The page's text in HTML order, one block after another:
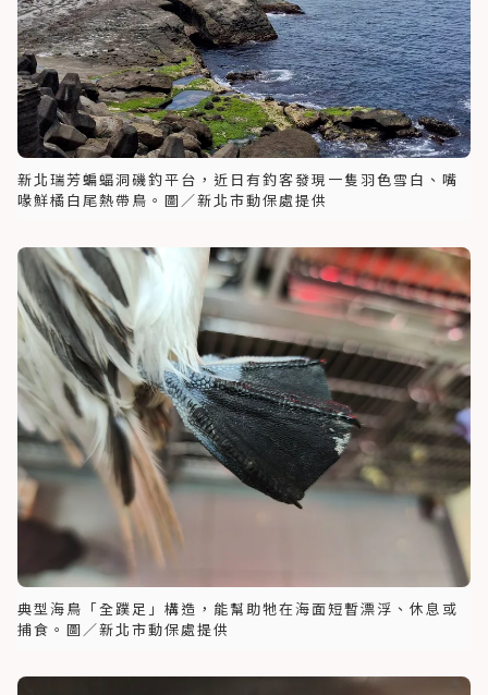
新北瑞芳蝙蝠洞磯釣平台，近日有釣客發現一隻羽色雪白、嘴
喙鮮橘白尾熱帶鳥。圖／新北市動保處提供
典型海鳥「全蹼足」構造，能幫助牠在海面短暫漂浮、休息或
捕食。圖／新北市動保處提供